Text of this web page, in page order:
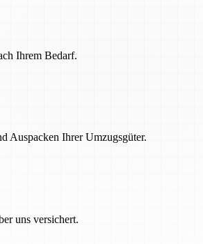
Ihrem Bedarf.
Auspacken Ihrer Umzugsgüter.
uns versichert.